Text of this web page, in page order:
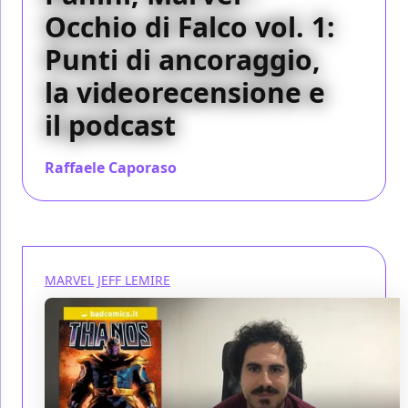
Occhio di Falco vol. 1:
Punti di ancoraggio,
la videorecensione e
il podcast
Raffaele Caporaso
MARVEL JEFF LEMIRE